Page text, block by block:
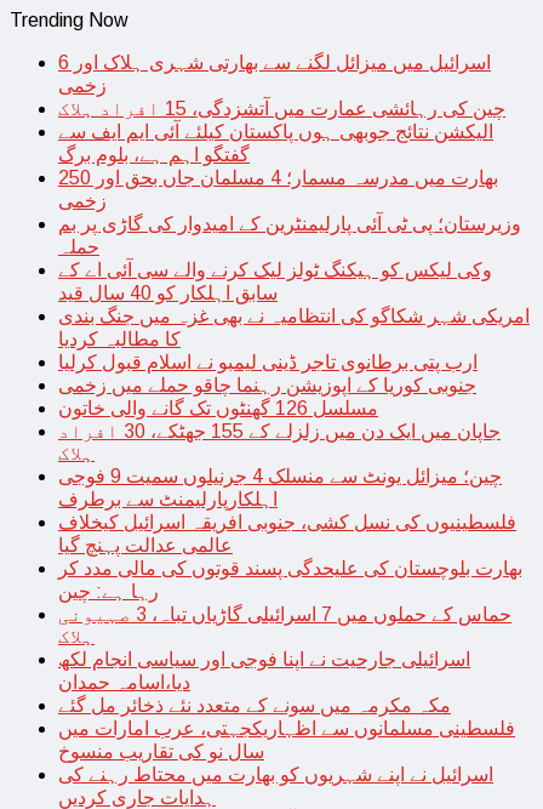
Trending Now
اسرائیل میں میزائل لگنے سے بھارتی شہری ہلاک اور 6
زخمی
چین کی رہائشی عمارت میں آتشزدگی، 15 افراد ہلاک
الیکشن نتائج جوبھی ہوں پاکستان کیلئے آئی ایم ایف سے
گفتگو اہم ہے، بلوم برگ
بھارت میں مدرسہ مسمار؛ 4 مسلمان جاں بحق اور 250
زخمی
وزیرستان؛ پی ٹی آئی پارلیمنٹرین کے امیدوار کی گاڑی پر بم
حملہ
وکی لیکس کو ہیکنگ ٹولز لیک کرنے والے سی آئی اے کے
سابق اہلکار کو 40 سال قید
امریکی شہر شکاگو کی انتظامیہ نے بھی غزہ میں جنگ بندی
کا مطالبہ کردیا
ارب پتی برطانوی تاجر ڈینی لیمبو نے اسلام قبول کرلیا
جنوبی کوریا کے اپوزیشن رہنما چاقو حملے میں زخمی
مسلسل 126 گھنٹوں تک گانے والی خاتون
جاپان میں ایک دن میں زلزلے کے 155 جھٹکے، 30 افراد
ہلاک
چین؛ میزائل یونٹ سے منسلک 4 جرنیلوں سمیت 9 فوجی
اہلکارپارلیمنٹ سے برطرف
فلسطینیوں کی نسل کشی، جنوبی افریقہ اسرائیل کیخلاف
عالمی عدالت پہنچ گیا
بھارت بلوچستان کی علیحدگی پسند قوتوں کی مالی مدد کر
رہا ہے: چین
حماس کے حملوں میں 7 اسرائیلی گاڑیاں تباہ، 3 صہیونی
ہلاک
اسرائیلی جارحیت نے اپنا فوجی اور سیاسی انجام لکھ
دیا،اسامہ حمدان
مکہ مکرمہ میں سونے کے متعدد نئے ذخائر مل گئے
فلسطینی مسلمانوں سے اظہاریکجہتی، عرب امارات میں
سال نو کی تقاریب منسوخ
اسرائیل نے اپنے شہریوں کو بھارت میں محتاط رہنے کی
ہدایات جاری کردیں